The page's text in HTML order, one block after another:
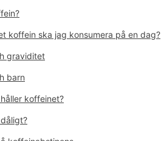
koffein ska jag konsumera på en dag?
graviditet
barn
koffeinet?